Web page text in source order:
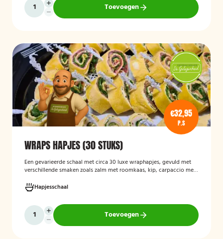
Toevoegen
€32,95
P.S
WRAPS HAPJES (30 STUKS)
Een gevarieerde schaal met circa 30 luxe wraphapjes, gevuld met
verschillende smaken zoals zalm met roomkaas, kip, carpaccio met
Ideaal als borrelhapje voor feestjes, recepties of zakelijke
bijeenkomsten. De wraps zijn vers bereid en aantrekkelijk
gepresenteerd op een serveerschaal.
Hapjesschaal
Toevoegen